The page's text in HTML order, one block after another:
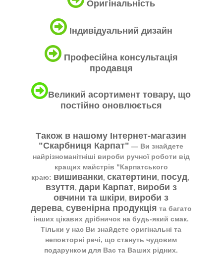
Оригінальність
Індивідуальний дизайн
Професійна консультація
продавця
Великий асортимент товару, що
постійно оновлюється
Також в нашому Інтернет-магазин
"Скарбниця Карпат" ― Ви знайдете
найрізноманітніші вироби ручної роботи від
кращих майстрів "Карпатського
краю: вишиванки, скатертини, посуд,
взуття, дари Карпат, вироби з
овчини та шкіри, вироби з
дерева, сувенірна продукція та багато
інших цікавих дрібничок на будь-який смак.
Тільки у нас Ви знайдете оригінальні та
неповторні речі, що стануть чудовим
подарунком для Вас та Ваших рідних.